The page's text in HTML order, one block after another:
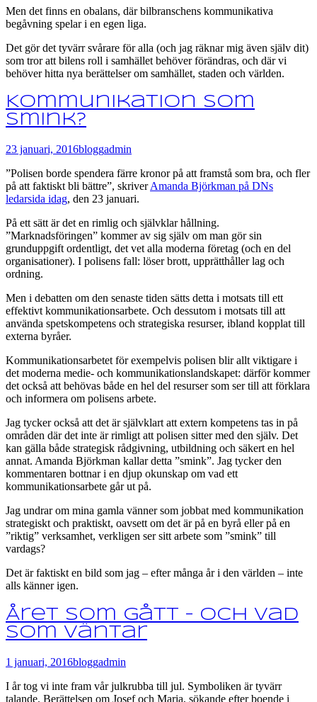
Men det finns en obalans, där bilbranschens kommunikativa
begåvning spelar i en egen liga.
Det gör det tyvärr svårare för alla (och jag räknar mig även själv dit)
som tror att bilens roll i samhället behöver förändras, och där vi
behöver hitta nya berättelser om samhället, staden och världen.
Kommunikation som
smink?
23 januari, 2016bloggadmin
”Polisen borde spendera färre kronor på att framstå som bra, och fler
på att faktiskt bli bättre”, skriverAmanda Björkman på DNs
ledarsida idag, den 23 januari.
På ett sätt är det en rimlig och självklar hållning.
”Marknadsföringen” kommer av sig själv om man gör sin
grunduppgift ordentligt, det vet alla moderna företag (och en del
organisationer). I polisens fall: löser brott, upprätthåller lag och
ordning.
Men i debatten om den senaste tiden sätts detta i motsats till ett
effektivt kommunikationsarbete. Och dessutom i motsats till att
använda spetskompetens och strategiska resurser, ibland kopplat till
externa byråer.
Kommunikationsarbetet för exempelvis polisen blir allt viktigare i
det moderna medie- och kommunikationslandskapet: därför kommer
det också att behövas både en hel del resurser som ser till att förklara
och informera om polisens arbete.
Jag tycker också att det är självklart att extern kompetens tas in på
områden där det inte är rimligt att polisen sitter med den själv. Det
kan gälla både strategisk rådgivning, utbildning och säkert en hel
annat. Amanda Björkman kallar detta ”smink”. Jag tycker den
kommentaren bottnar i en djup okunskap om vad ett
kommunikationsarbete går ut på.
Jag undrar om mina gamla vänner som jobbat med kommunikation
strategiskt och praktiskt, oavsett om det är på en byrå eller på en
”riktig” verksamhet, verkligen ser sitt arbete som ”smink” till
vardags?
Det är faktiskt en bild som jag – efter många år i den världen – inte
alls känner igen.
Året som gått – och vad
som väntar
1 januari, 2016bloggadmin
I år tog vi inte fram vår julkrubba till jul. Symboliken är tyvärr
talande. Berättelsen om Josef och Maria, sökande efter boende i